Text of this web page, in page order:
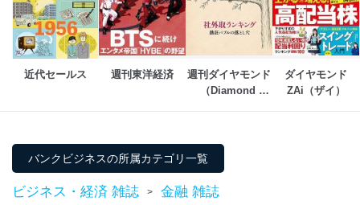
設定しています。
個人情報保護マネジメントシステムの継続的改善
当社は、内部監査及びマネジメントレビューの機会を通
じて、個人情報保護マネジメントシステムを継続的に改
善し、常に最良の状態を維持します。
貴殿の個人情報及び当社の個人情報保護マネジメントシ
ステムに関するご相談及び苦情については以下までご連
絡ください。
適切、かつ迅速に対応させていただきます。
近代セールス 週刊東洋経済
週刊ダイヤモンド
（Diamond
ダイヤモンド
ZAi（ザイ）
バンクビジネスの所属カテゴリ一覧
ビジネス・経済 雑誌 > 金融 雑誌